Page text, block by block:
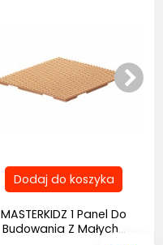
MASTERKIDZ 1 Panel Do
Budowania Z Małych...